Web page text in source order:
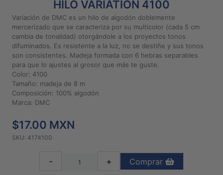
Aviso De
Privacidad
Políticas
Compra
Diseños
HILO VARIATION 4100
Variación de DMC es un hilo de algodón doblemente
mercerizado que se caracteriza por su multicolor (cada 5 cm
cambia de tonalidad) otorgándole a los proyectos tonos
difuminados. Es resistente a la luz, no se destiñe y sus tonos
son consistentes. Madeja formada con 6 hebras separables
para que lo ajustes al grosor que más te guste.
Color: 4100
Tamaño: madeja de 8 m
Composición: 100% algodón
Marca: DMC
$17.00 MXN
SKU: 4174100
- + Comprar